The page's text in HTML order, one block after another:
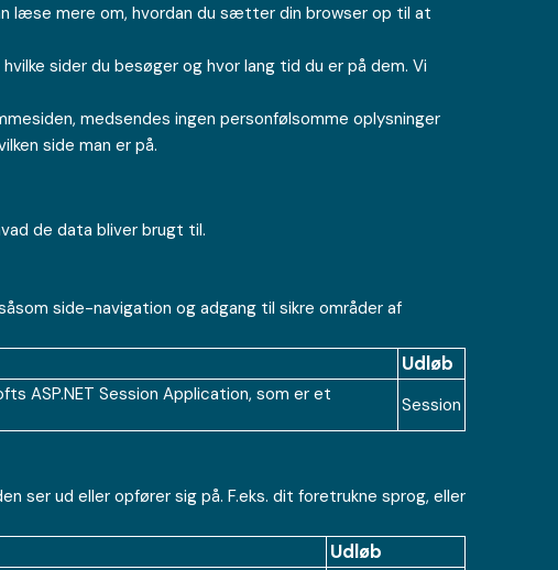
læse mere om, hvordan du sætter din browser op til at
sider du besøger og hvor lang tid du er på dem. Vi
medsendes ingen personfølsomme oplysninger
side man er på.
de data bliver brugt til.
side-navigation og adgang til sikre områder af
Udløb
ASP.NET Session Application, som er et
Session
ser ud eller opfører sig på. F.eks. dit foretrukne sprog, eller
Udløb